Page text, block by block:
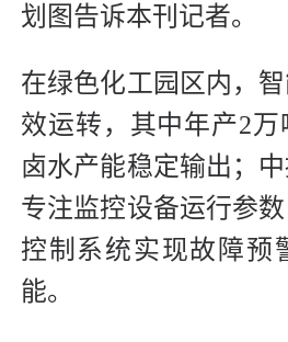
划图告诉本刊记者。
在绿色化工园区内，
效运转，其中年产2
卤水产能稳定输出；
专注监控设备运行参
控制系统实现故障预
能。